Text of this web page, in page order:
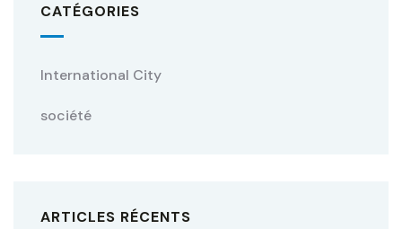
CATÉGORIES
International City
société
ARTICLES RÉCENTS